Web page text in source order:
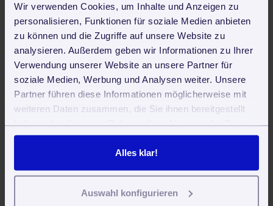
Wir verwenden Cookies, um Inhalte und Anzeigen zu
personalisieren, Funktionen für soziale Medien anbieten
zu können und die Zugriffe auf unsere Website zu
analysieren. Außerdem geben wir Informationen zu Ihrer
Verwendung unserer Website an unsere Partner für
soziale Medien, Werbung und Analysen weiter. Unsere
Partner führen diese Informationen möglicherweise mit
weiteren Daten zusammen, die Sie ihnen bereitgestellt
gesammelt haben. Sie geben Einwilligung zu unseren
Cookies, wenn Sie unsere Webseite weiterhin nutzen.
Alles klar!
Auswahl konfigurieren
Arbeitsscheine
Leistungsnachweise
Budgetverwaltung
Lieferanten & Lager
Lieferanten
Lagerhaltung
Kommunikation
Remote Work, Homeoffice und Telearbeit